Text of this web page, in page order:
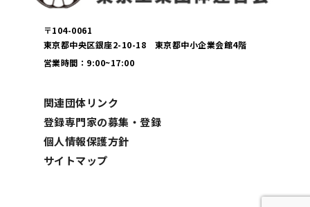
〒104-0061
東京都中央区銀座2-10-18 東京都中小企業会館4階
営業時間：9:00~17:00
関連団体リンク
登録専門家の募集・登録
個人情報保護方針
サイトマップ